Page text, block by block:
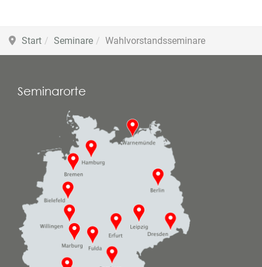
Start Seminare Wahlvorstandsseminare
Seminarorte